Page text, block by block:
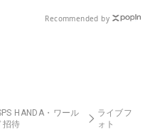
Recommended by
HANDA・ワール
招待
ライブフ
ォト